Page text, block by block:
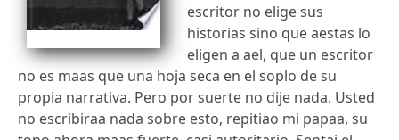
escritor no elige sus
historias sino que aestas lo
eligen a ael, que un escritor
no es maas que una hoja seca en el soplo de su
propia narrativa. Pero por suerte no dije nada. Usted
no escribiraa nada sobre esto, repitiao mi papaa, su